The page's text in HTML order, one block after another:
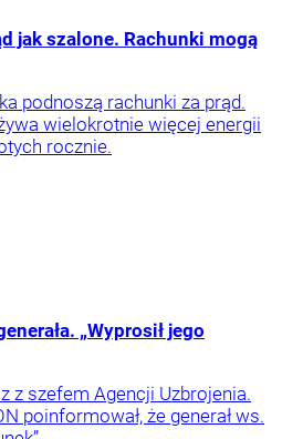
jak szalone. Rachunki mogą
podnoszą rachunki za prąd.
wielokrotnie więcej energii
rocznie.
„Wyprosił jego
z szefem Agencji Uzbrojenia.
poinformował, że generał ws.